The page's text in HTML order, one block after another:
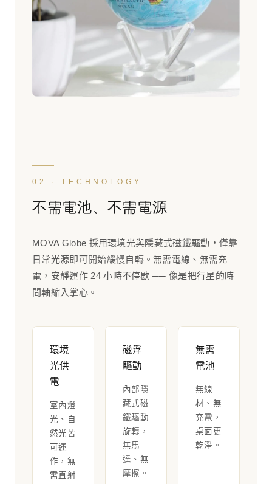
02 · TECHNOLOGY
不需電池、不需電源
MOVA Globe 採用環境光與隱藏式磁鐵驅動，僅靠
日常光源即可開始緩慢自轉。無需電線、無需充
電，安靜運作 24 小時不停歇 ── 像是把行星的時
間軸縮入掌心。
環境
光供
電
室內燈
光、自
然光皆
可運
作，無
需直射
磁浮
驅動
內部隱
藏式磁
鐵驅動
旋轉，
無馬
達、無
摩擦。
無需
電池
無線
材、無
充電，
桌面更
乾淨。